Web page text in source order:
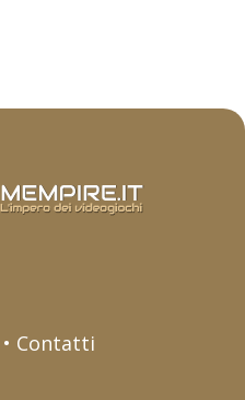
Contatti